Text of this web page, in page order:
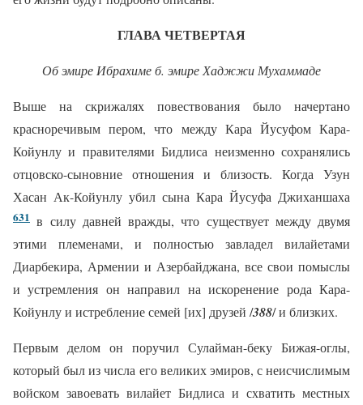
ГЛАВА ЧЕТВЕРТАЯ
Об эмире Ибрахиме б. эмире Хаджжи Мухаммаде
Выше на скрижалях повествования было начертано
красноречивым пером, что между Кара Йусуфом Кара-
Койунлу и правителями Бидлиса неизменно сохранялись
отцовско-сыновние отношения и близость. Когда Узун
Хасан Ак-Койунлу убил сына Кара Йусуфа Джиханшаха
631 в силу давней вражды, что существует между двумя
этими племенами, и полностью завладел вилайетами
Диарбекира, Армении и Азербайджана, все свои помыслы
и устремления он направил на искоренение рода Кара-
Койунлу и истребление семей [их] друзей /388/ и близких.
Первым делом он поручил Сулайман-беку Бижая-оглы,
который был из числа его великих эмиров, с неисчислимым
войском завоевать вилайет Бидлиса и схватить местных